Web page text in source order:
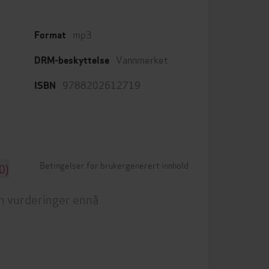
Format mp3
DRM-beskyttelse Vannmerket
ISBN 9788202612719
Betingelser for brukergenerert innhold
vurderinger ennå